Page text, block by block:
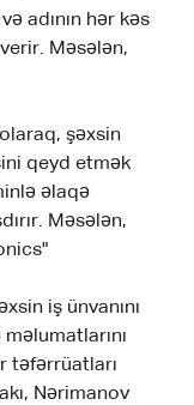
adının hər kəs
Məsələn,
şəxsin
qeyd etmək
əlaqə
Məsələn,
iş ünvanını
təfərrüatları
Nərimanov